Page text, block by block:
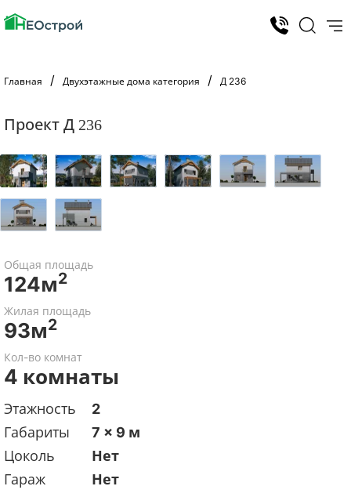
Главная Двухэтажные дома категория Д 236
Проект Д 236
Общая площадь
124м2
Жилая площадь
93м2
Кол-во комнат
4 комнаты
Этажность
2
Габариты
7 x 9 м
Цоколь
Нет
Гараж
Нет